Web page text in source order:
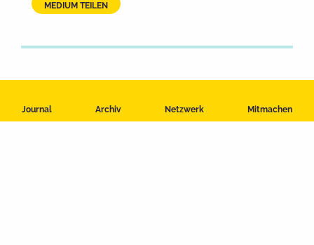
Journal Archiv Netzwerk Mitmachen
MEDIUM TEILEN
Impressum